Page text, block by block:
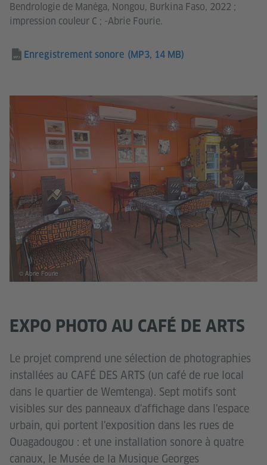
Bendrologie de Manéga, Nongou, Burkina Faso, 2022 ;
impression couleur C ; -Abrie Fourie.
Enregistrement sonore (MP3, 14 MB)
EXPO PHOTO AU CAFÉ DE ARTS
Le projet comprend une sélection de photographies
installées au CAFÉ DES ARTS (un café de rue local
dans le quartier de Wemtenga). Sept motifs sont
visibles sur des panneaux d'affichage dans l'espace
urbain, qui portent l'exposition dans les rues de
Ouagadougou : et une installation sonore à quatre
canaux, le Musée de la Musique Georges
© Abrie Fourie